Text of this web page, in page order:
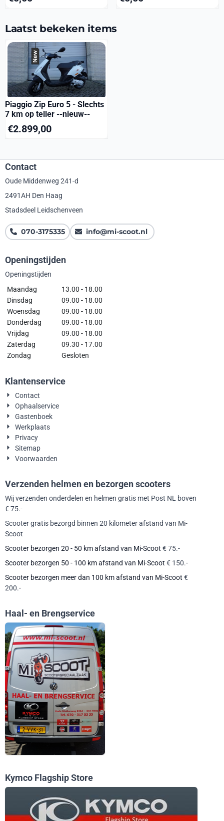
Laatst bekeken items
Piaggio Zip Euro 5 - Slechts
7 km op teller --nieuw--
€2.899,00
Contact
Oude Middenweg 241-d
2491AH Den Haag
Stadsdeel Leidschenveen
070-3175335 info@mi-scoot.nl
Openingstijden
Openingstijden
Maandag
13.00 - 18.00
Dinsdag
09.00 - 18.00
Woensdag
09.00 - 18.00
Donderdag
09.00 - 18.00
Vrijdag
09.00 - 18.00
Zaterdag
09.30 - 17.00
Zondag
Gesloten
Klantenservice
Contact
Ophaalservice
Gastenboek
Werkplaats
Privacy
Sitemap
Voorwaarden
Verzenden helmen en bezorgen scooters
Wij verzenden onderdelen en helmen gratis met Post NL boven
€ 75.-
Scooter gratis bezorgd binnen 20 kilometer afstand van Mi-
Scoot
Scooter bezorgen 20 - 50 km afstand van Mi-Scoot € 75.-
Scooter bezorgen 50 - 100 km afstand van Mi-Scoot € 150.-
Scooter bezorgen meer dan 100 km afstand van Mi-Scoot €
200.-
Haal- en Brengservice
Kymco Flagship Store